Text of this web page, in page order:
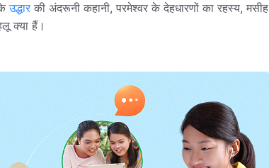
केउद्धार की अंदरूनी कहानी, परमेश्वर के देहधारणों का रहस्य, मसीह
क्या हैं।